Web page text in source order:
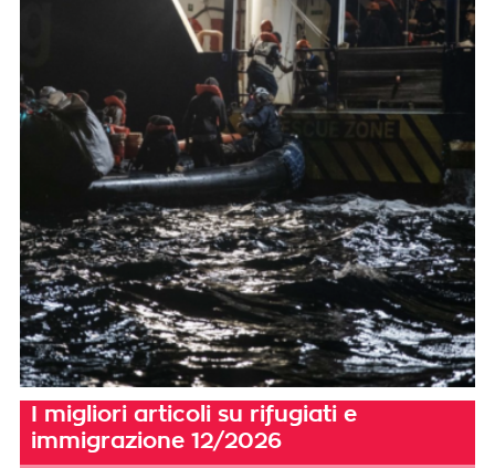
I migliori articoli su rifugiati e
immigrazione 12/2026